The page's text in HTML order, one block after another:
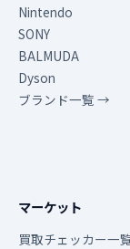
Nintendo
SONY
BALMUDA
Dyson
ブランド一覧 →
マーケット
買取チェッカー一